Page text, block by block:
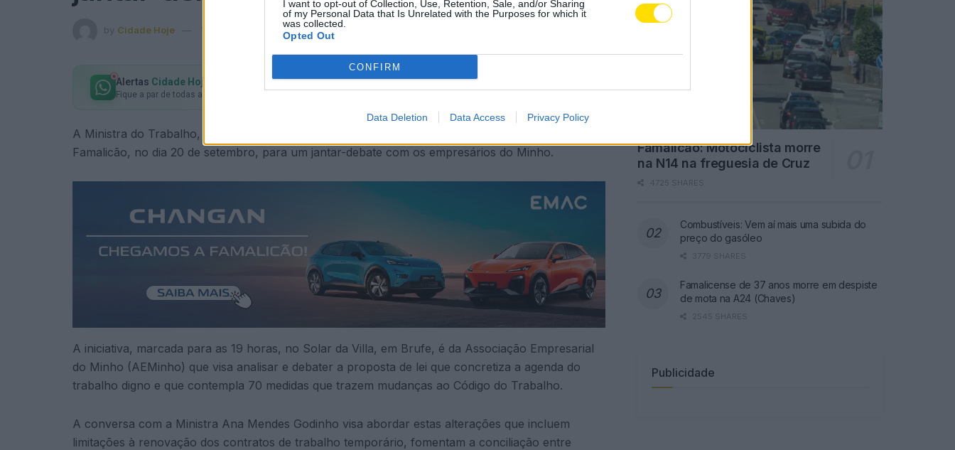
I want to opt-out of Collection, Use, Retention, Sale, and/or Sharing
of my Personal Data that Is Unrelated with the Purposes for which it
was collected.
Opted Out
CONFIRM
Data Deletion Data Access Privacy Policy
by Cidade Hoje 15 de Setembro, 2022 in Concelho
Alertas Cidade Hoje no seu WhatsApp
Fique a par de todas as notícias em primeira mão!
Subscrever
A Ministra do Trabalho, Solidariedade e Segurança Social, Ana Mendes Godinho, estará em
Famalicão, no dia 20 de setembro, para um jantar-debate com os empresários do Minho.
A iniciativa, marcada para as 19 horas, no Solar da Villa, em Brufe, é da Associação Empresarial
do Minho (AEMinho) que visa analisar e debater a proposta de lei que concretiza a agenda do
trabalho digno e que contempla 70 medidas que trazem mudanças ao Código do Trabalho.
A conversa com a Ministra Ana Mendes Godinho visa abordar estas alterações que incluem
limitações à renovação dos contratos de trabalho temporário, fomentam a conciliação entre
Famalicão: Motociclista morre
na N14 na freguesia de Cruz
4725 SHARES
Combustíveis: Vem aí mais uma subida do
preço do gasóleo
3779 SHARES
Famalicense de 37 anos morre em despiste
de mota na A24 (Chaves)
2545 SHARES
Publicidade